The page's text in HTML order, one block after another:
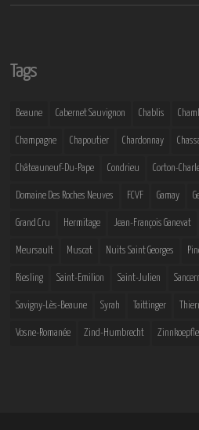
Tags
Beaune Cabernet Sauvignon Chablis
Champagne Chapoutier Chardonnay
Châteauneuf-Du-Pape Condrieu Corton-
Domaine Des Roches Neuves FCVF Gamay
Grand Cru Hermitage Jean-François Ganevat
Meursault Muscat Nuits Saint Georges
Riesling Saint-Emilion Saint-Julien
Savigny-Lès-Beaune Syrah Taittinger
Vosne-Romanée Zind-Humbrecht Zinnkoepfle